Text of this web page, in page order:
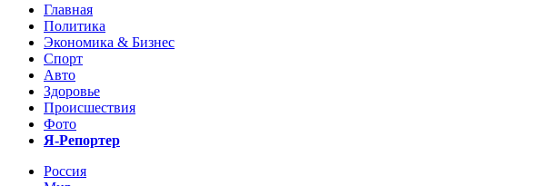
Главная
Политика
Экономика & Бизнес
Спорт
Авто
Здоровье
Происшествия
Фото
Я-Репортер
Россия